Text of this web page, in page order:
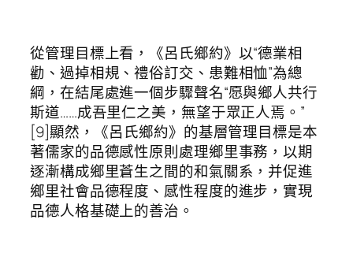
從管理目標上看，《呂氏鄉約》以“德業相
勸、過掉相規、禮俗訂交、患難相恤”為總
綱，在結尾處進一個步驟聲名“愿與鄉人共行
斯道……成吾里仁之美，無望于眾正人焉。”
[9]顯然，《呂氏鄉約》的基層管理目標是本
著儒家的品德感性原則處理鄉里事務，以期
逐漸構成鄉里蒼生之間的和氣關系，并促進
鄉里社會品德程度、感性程度的進步，實現
品德人格基礎上的善治。